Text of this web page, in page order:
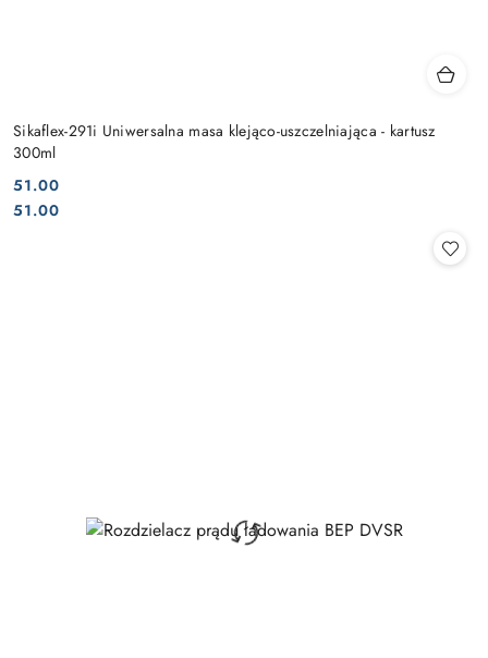
Sikaflex-291i Uniwersalna masa klejąco-uszczelniająca - kartusz
300ml
Cena:
51.00
Cena:
51.00